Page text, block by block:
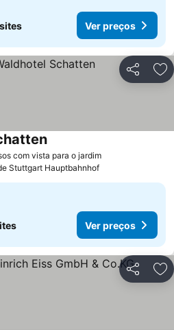
Ver preços
Partilhar
com vista para o jardim
Stuttgart Hauptbahnhof
Ver preços
Partilhar